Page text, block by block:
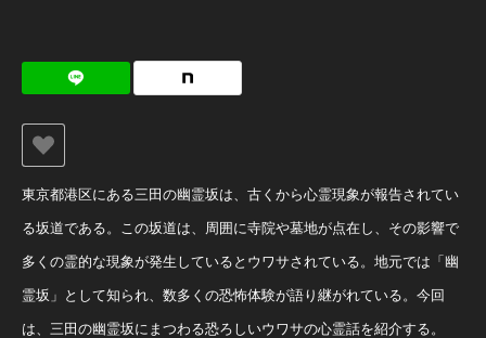
東京都港区にある三田の幽霊坂は、古くから心霊現象が報告されてい
る坂道である。この坂道は、周囲に寺院や墓地が点在し、その影響で
多くの霊的な現象が発生しているとウワサされている。地元では「幽
霊坂」として知られ、数多くの恐怖体験が語り継がれている。今回
は、三田の幽霊坂にまつわる恐ろしいウワサの心霊話を紹介する。